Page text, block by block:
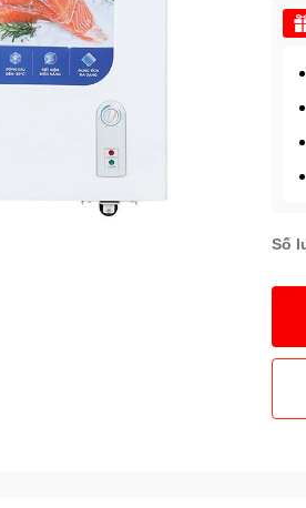
Số